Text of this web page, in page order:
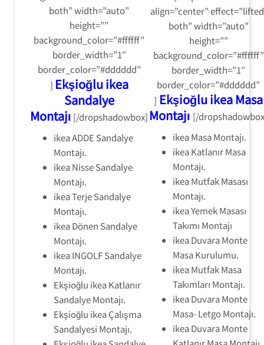
both” width=”auto”
height=””
background_color=”#ffffff”
border_width=”1″
border_color=”#dddddd”
] Ekşioğlu ikea
Sandalye
Montajı [/dropshadowbox]
ikea ADDE Sandalye
Montajı.
ikea Nisse Sandalye
Montajı.
ikea Terje Sandalye
Montajı.
ikea Dönen Sandalye
Montajı.
ikea INGOLF Sandalye
Montajı.
Ekşioğlu ikea Katlanır
Sandalye Montajı.
Ekşioğlu ikea Çalışma
Sandalyesi Montajı.
align=”center”
both” width=”auto”
height=””
background_color=”#ffffff”
border_width=”1″
border_color=”#dddddd”
] Ekşioğlu ikea Masa
Montajı [/
ikea Masa Montajı.
ikea Katlanır Masa
Montajı.
ikea Mutfak Masası
Montajı.
ikea Yemek Masası
Takımı Montajı
ikea Duvara Monte
Masa Kurulumu.
ikea Mutfak Masa
Takımları Montajı.
ikea Duvara Monte
Masa- Letgo Montajı.
ikea Duvara Monte